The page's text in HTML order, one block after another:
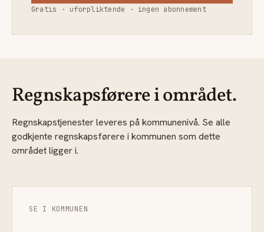
Gratis · uforpliktende · ingen abonnement
Regnskapsførere i området.
Regnskapstjenester leveres på kommunenivå. Se alle
godkjente regnskapsførere i kommunen som dette
området ligger i.
SE I KOMMUNEN